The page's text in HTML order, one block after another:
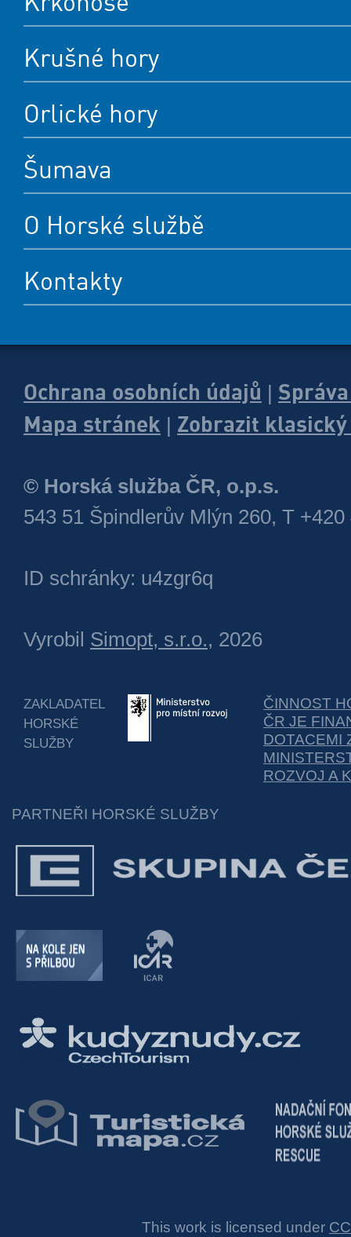
Krušné hory
Orlické hory
Šumava
O Horské službě
Kontakty
Ochrana osobních údajů |
Mapa stránek | Zobrazit
© Horská služba ČR, o.p.s.
543 51 Špindlerův Mlýn 260, T +420
ID schránky: u4zgr6q
Vyrobil Simopt, s.r.o., 2026
ZAKLADATEL
HORSKÉ
SLUŽBY
ČINNOST
ČR JE
DOTACEMI
ROZVOJ A
PARTNEŘI HORSKÉ SLUŽBY
This work is licensed under